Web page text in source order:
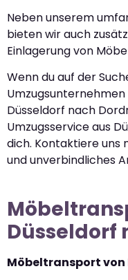
Neben unserem
bieten wir auch
Einlagerung von
Wenn du auf der
Düsseldorf nach
Umzugsservice aus
dich. Kontaktiere uns
und unverbindliches
Düsseldorf
Möbeltransport